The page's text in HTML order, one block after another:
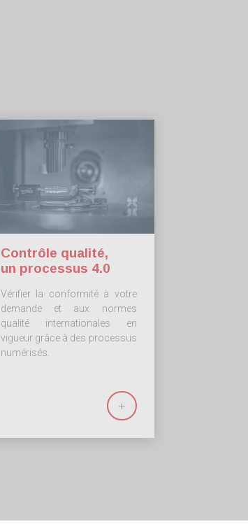
Contrôle qualité,
un processus 4.0
Vérifier la conformité à votre
demande et aux normes
qualité internationales en
vigueur grâce à des processus
numérisés.
+